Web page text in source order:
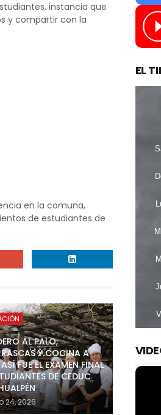
instancia que
y compartir con la
en la comuna,
de estudiantes de
AL PALO,
Y COCINA A
FUE EL EXAMEN FINAL
DE CEDUC
24, 2026
EL